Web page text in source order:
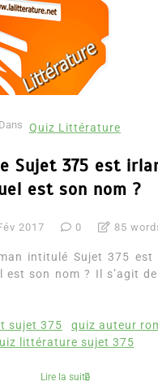
Dans Quiz Littérature
Sujet 375 est
est son nom ?
2017 0 85
intitulé Sujet 375 est
est son nom ? Il s’agit
sujet 375
quiz auteur
littérature sujet 375
Lire la suite